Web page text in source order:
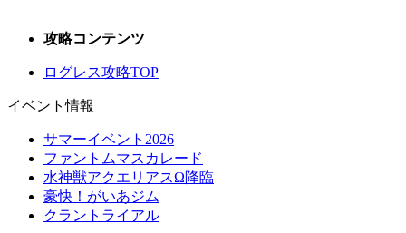
攻略コンテンツ
ログレス攻略TOP
イベント情報
サマーイベント2026
ファントムマスカレード
水神獣アクエリアスΩ降臨
豪快！がいあジム
クラントライアル